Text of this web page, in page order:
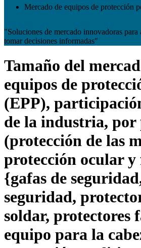
Mercado de equipos de protección
"Soluciones de mercado innovadoras para
tomar decisiones informadas"
Tamaño del
equipos de
(EPP),
de la industria, por
(protección de las
protección ocular y
{gafas de
seguridad,
soldar, protectores
equipo para la